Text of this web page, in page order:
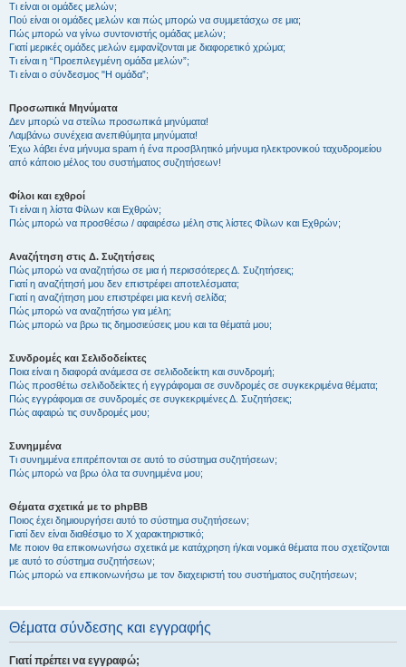
Τι είναι οι ομάδες μελών;
Πού είναι οι ομάδες μελών και πώς μπορώ να συμμετάσχω σε μια;
Πώς μπορώ να γίνω συντονιστής ομάδας μελών;
Γιατί μερικές ομάδες μελών εμφανίζονται με διαφορετικό χρώμα;
Τι είναι η “Προεπιλεγμένη ομάδα μελών”;
Τι είναι ο σύνδεσμος "Η ομάδα”;
Προσωπικά Μηνύματα
Δεν μπορώ να στείλω προσωπικά μηνύματα!
Λαμβάνω συνέχεια ανεπιθύμητα μηνύματα!
Έχω λάβει ένα μήνυμα spam ή ένα προσβλητικό μήνυμα ηλεκτρονικού ταχυδρομείου
από κάποιο μέλος του συστήματος συζητήσεων!
Φίλοι και εχθροί
Τι είναι η λίστα Φίλων και Εχθρών;
Πώς μπορώ να προσθέσω / αφαιρέσω μέλη στις λίστες Φίλων και Εχθρών;
Αναζήτηση στις Δ. Συζητήσεις
Πώς μπορώ να αναζητήσω σε μια ή περισσότερες Δ. Συζητήσεις;
Γιατί η αναζήτησή μου δεν επιστρέφει αποτελέσματα;
Γιατί η αναζήτηση μου επιστρέφει μια κενή σελίδα;
Πώς μπορώ να αναζητήσω για μέλη;
Πώς μπορώ να βρω τις δημοσιεύσεις μου και τα θέματά μου;
Συνδρομές και Σελιδοδείκτες
Ποια είναι η διαφορά ανάμεσα σε σελιδοδείκτη και συνδρομή;
Πώς προσθέτω σελιδοδείκτες ή εγγράφομαι σε συνδρομές σε συγκεκριμένα θέματα;
Πώς εγγράφομαι σε συνδρομές σε συγκεκριμένες Δ. Συζητήσεις;
Πώς αφαιρώ τις συνδρομές μου;
Συνημμένα
Τι συνημμένα επιτρέπονται σε αυτό το σύστημα συζητήσεων;
Πώς μπορώ να βρω όλα τα συνημμένα μου;
Θέματα σχετικά με το phpBB
Ποιος έχει δημιουργήσει αυτό το σύστημα συζητήσεων;
Γιατί δεν είναι διαθέσιμο το Χ χαρακτηριστικό;
Με ποιον θα επικοινωνήσω σχετικά με κατάχρηση ή/και νομικά θέματα που σχετίζονται
με αυτό το σύστημα συζητήσεων;
Πώς μπορώ να επικοινωνήσω με τον διαχειριστή του συστήματος συζητήσεων;
Θέματα σύνδεσης και εγγραφής
Γιατί πρέπει να εγγραφώ;